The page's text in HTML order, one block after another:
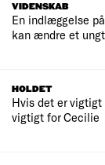
VIDENSKAB
En indlæggelse
kan ændre et
HOLDET
Hvis det er
vigtigt for Cecilie